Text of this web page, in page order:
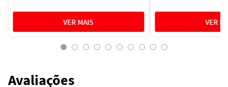
Avaliações